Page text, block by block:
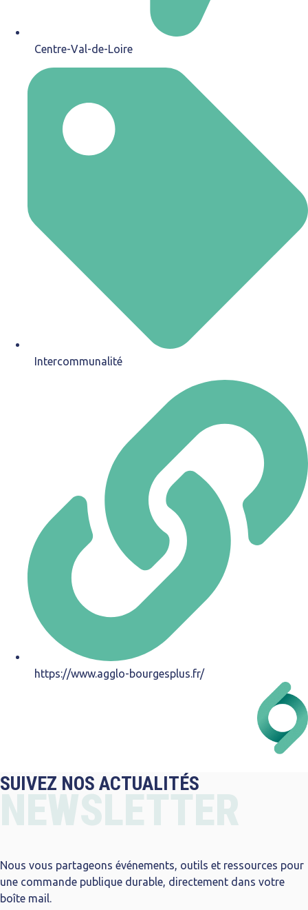
Centre-Val-de-Loire
Intercommunalité
https://www.agglo-bourgesplus.fr/
SUIVEZ NOS ACTUALITÉS
NEWSLETTER
Nous vous partageons événements, outils et ressources pour
une commande publique durable, directement dans votre
boîte mail.